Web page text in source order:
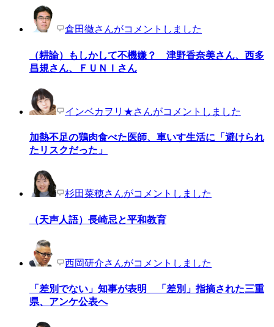
倉田徹さんがコメントしました
（耕論）もしかして不機嫌？ 津野香奈美さん、西多
昌規さん、ＦＵＮＩさん
インベカヲリ★さんがコメントしました
加熱不足の鶏肉食べた医師、車いす生活に「避けられ
たリスクだった」
杉田菜穂さんがコメントしました
（天声人語）長崎忌と平和教育
西岡研介さんがコメントしました
「差別でない」知事が表明 「差別」指摘された三重
県、アンケ公表へ